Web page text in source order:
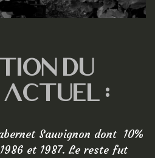
Canoe-
DU
ACTUEL :
Sauvignon dont 10%
et 1987. Le reste fut